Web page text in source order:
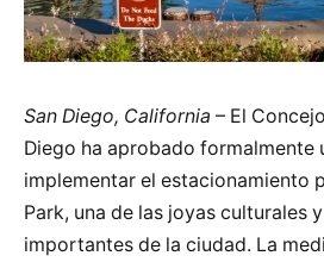
San Diego, California – El
Diego ha aprobado formalmente
implementar el estacionamiento
Park, una de las joyas culturales
importantes de la ciudad. La